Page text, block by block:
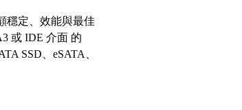
穩定、效能與最佳
或 IDE 介面 的
SSD、eSATA、